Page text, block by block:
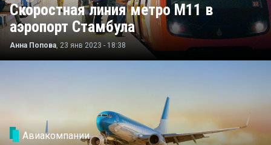
Скоростная линия метро М11 в
аэропорт Стамбула
Анна Попова, 23 янв 2023 - 18:38
Авиакомпании